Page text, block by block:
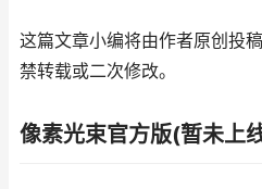
这篇文章小编将由作者原创投
禁转载或二次修改。
像素光束官方版(暂未上